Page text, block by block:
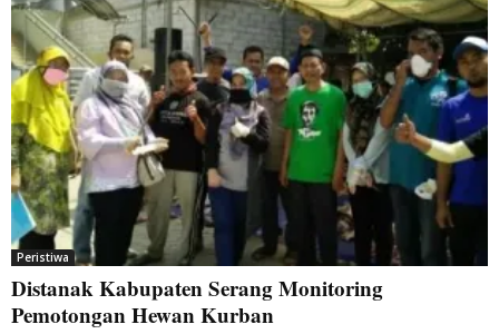
Peristiwa
Distanak Kabupaten Serang Monitoring
Pemotongan Hewan Kurban